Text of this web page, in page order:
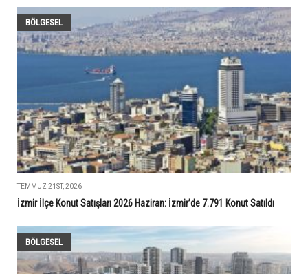
BÖLGESEL
TEMMUZ 21ST, 2026
İzmir İlçe Konut Satışları 2026 Haziran: İzmir’de 7.791 Konut Satıldı
BÖLGESEL